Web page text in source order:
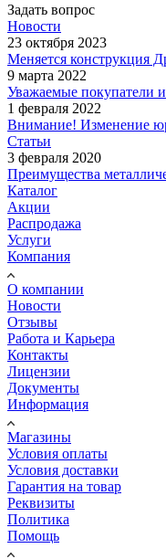
Задать вопрос
Новости
23 октября 2023
Меняется конструкция
9 марта 2022
Уважаемые покупатели
1 февраля 2022
Внимание! Изменение
Статьи
3 февраля 2020
Преимущества
Каталог
Акции
Распродажа
Услуги
Компания
О компании
Новости
Отзывы
Работа и Карьера
Контакты
Лицензии
Документы
Информация
Магазины
Условия оплаты
Условия доставки
Гарантия на товар
Реквизиты
Политика
Помощь